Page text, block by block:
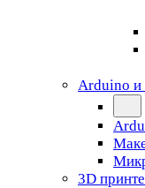
Arduino и
3D